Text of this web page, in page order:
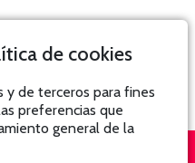
de cookies
y de terceros para fines
preferencias que
general de la